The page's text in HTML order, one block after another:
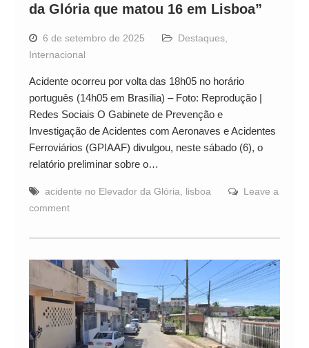
da Glória que matou 16 em Lisboa”
6 de setembro de 2025 Destaques,
Internacional
Acidente ocorreu por volta das 18h05 no horário
português (14h05 em Brasília) – Foto: Reprodução |
Redes Sociais O Gabinete de Prevenção e
Investigação de Acidentes com Aeronaves e Acidentes
Ferroviários (GPIAAF) divulgou, neste sábado (6), o
relatório preliminar sobre o…
acidente no Elevador da Glória lisboa
Leave a
comment